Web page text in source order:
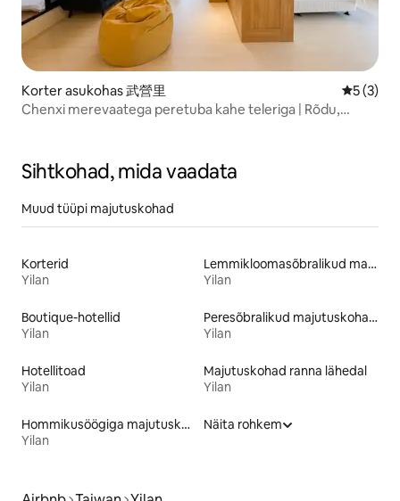
Korter asukohas 武營里
5 (3)
Chenxi merevaatega peretuba kahe teleriga | Rõdu,
Sihtkohad, mida vaadata
Muud tüüpi majutuskohad
Korterid
Yilan
Lemmikloomasõbralikud majutuskohad
Yilan
Boutique-hotellid
Yilan
Peresõbralikud majutuskohad
Yilan
Hotellitoad
Yilan
Majutuskohad ranna lähedal
Yilan
Hommikusöögiga majutuskohad
Yilan
Näita rohkem